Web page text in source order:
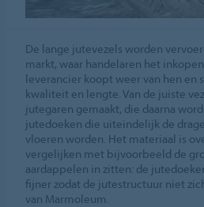
De lange jutevezels worden
markt, waar handelaren het
leverancier koopt weer van hen en
kwaliteit en lengte. Van de juiste
jutegaren gemaakt, die daarna
jutedoeken die uiteindelijk de
vloeren worden. Het materiaal is
vergelijken met bijvoorbeeld de
aardappelen in zitten: de
fijner zodat de jutestructuur niet
van Marmoleum.